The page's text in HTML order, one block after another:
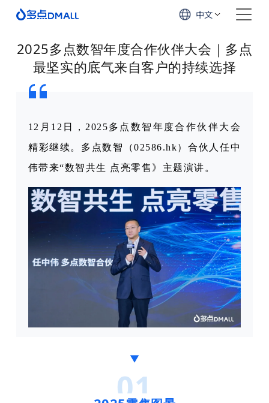
中文
2025多点数智年度合作伙伴大会｜多点
最坚实的底气来自客户的持续选择
12月12日，2025多点数智年度合作伙伴大会
精彩继续。多点数智（02586.hk）合伙人任中
伟带来“数智共生 点亮零售》主题演讲。
▼
01